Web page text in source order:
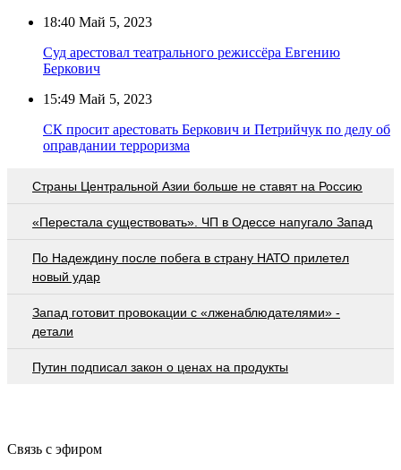
18:40 Май 5, 2023
Суд арестовал театрального режиссёра Евгению
Беркович
15:49 Май 5, 2023
СК просит арестовать Беркович и Петрийчук по делу об
оправдании терроризма
Страны Центральной Азии больше не ставят на Россию
«Перестала существовать». ЧП в Одессе напугало Запад
По Надеждину после побега в страну НАТО прилетел
новый удар
Запад готовит провокации с «лженаблюдателями» -
детали
Путин подписал закон о ценах на продукты
Связь с эфиром